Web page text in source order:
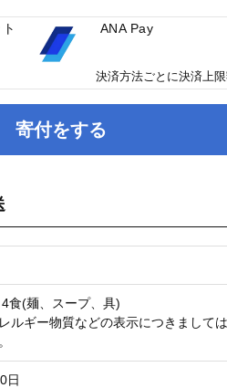
寄付をする
食(麺、スープ、具)
ルギー物質などの表示につきまして
日
ANA Pay
決済方法ごとに決済上限